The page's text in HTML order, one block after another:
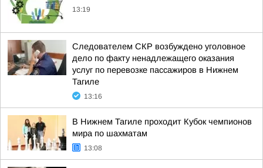
13:19
Следователем СКР возбуждено уголовное
дело по факту ненадлежащего оказания
услуг по перевозке пассажиров в Нижнем
Тагиле
13:16
В Нижнем Тагиле проходит Кубок чемпионов
мира по шахматам
13:08